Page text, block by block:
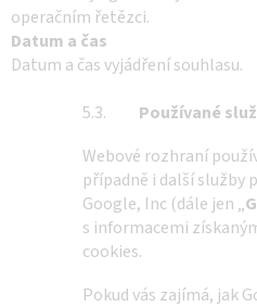
operačním řetězci.
Datum a čas
Datum a čas vyjádření souhlasu.
5.3. Používané
Webové rozhraní
případně i další služby
Google, Inc (dále jen „
s informacemi
cookies.
Pokud vás zajímá, jak